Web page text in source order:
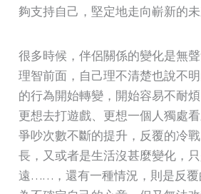
夠支持自己，堅定地走向嶄新的未
很多時候，伴侶關係的變化是無
理智前面，自己理不清楚也說不
的行為開始轉變，開始容易不耐
更想去打遊戲、更想一個人獨處
爭吵次數不斷的提升，反覆的冷
長，又或者是生活沒甚麼變化，
遠……，還有一種情況，則是反覆